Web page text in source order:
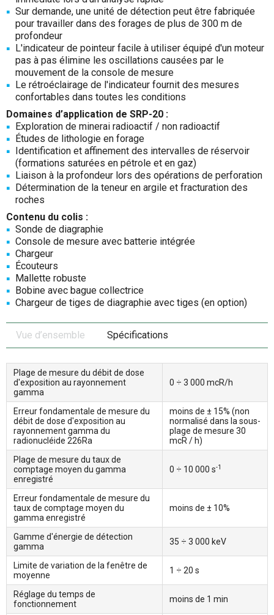
Sur demande, une unité de détection peut être fabriquée
pour travailler dans des forages de plus de 300 m de
profondeur
L'indicateur de pointeur facile à utiliser équipé d'un moteur
pas à pas élimine les oscillations causées par le
mouvement de la console de mesure
Le rétroéclairage de l'indicateur fournit des mesures
confortables dans toutes les conditions
Domaines d’application de SRP-20 :
Exploration de minerai radioactif / non radioactif
Études de lithologie en forage
Identification et affinement des intervalles de réservoir
(formations saturées en pétrole et en gaz)
Liaison à la profondeur lors des opérations de perforation
Détermination de la teneur en argile et fracturation des
roches
Contenu du colis :
Sonde de diagraphie
Console de mesure avec batterie intégrée
Chargeur
Écouteurs
Mallette robuste
Bobine avec bague collectrice
Chargeur de tiges de diagraphie avec tiges (en option)
Vue d’ensemble Spécifications
Plage de mesure du débit de dose
d'exposition au rayonnement
gamma
0 ÷ 3 000 mcR/h
Erreur fondamentale de mesure du
débit de dose d'exposition au
rayonnement gamma du
radionucléide 226Ra
moins de ± 15% (non
normalisé dans la sous-
plage de mesure 30
mcR / h)
Plage de mesure du taux de
comptage moyen du gamma
enregistré
0 ÷ 10 000 s-1
Erreur fondamentale de mesure du
taux de comptage moyen du
gamma enregistré
moins de ± 10%
Gamme d'énergie de détection
gamma
35 ÷ 3 000 keV
Limite de variation de la fenêtre de
moyenne
1 ÷ 20 s
Réglage du temps de
fonctionnement
moins de 1 min